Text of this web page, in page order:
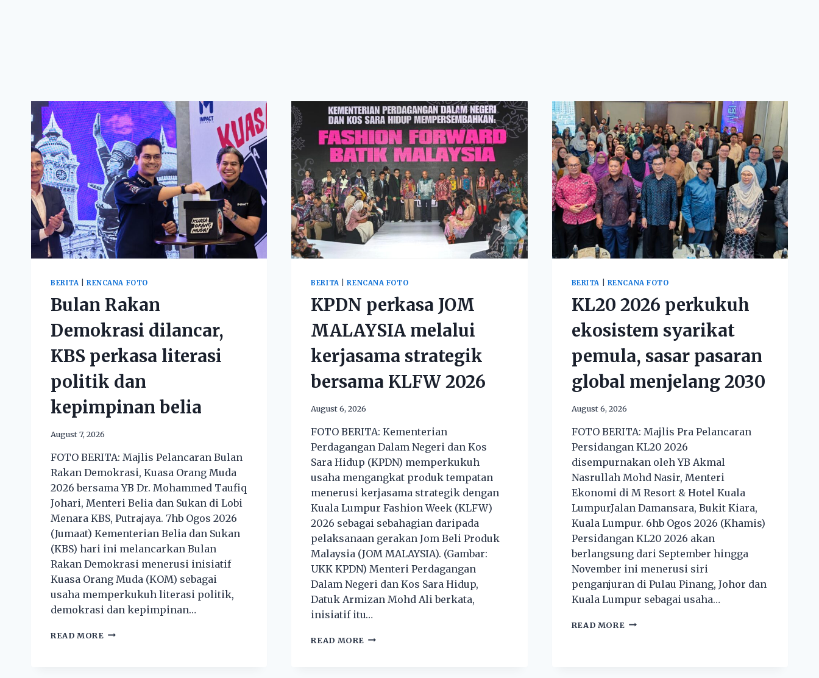
BERITA |RENCANA FOTO
Bulan Rakan
Demokrasi dilancar,
KBS perkasa literasi
politik dan
kepimpinan belia
August 7, 2026
FOTO BERITA: Majlis Pelancaran Bulan
Rakan Demokrasi, Kuasa Orang Muda
2026 bersama YB Dr. Mohammed Taufiq
Johari, Menteri Belia dan Sukan di Lobi
Menara KBS, Putrajaya. 7hb Ogos 2026
(Jumaat) Kementerian Belia dan Sukan
(KBS) hari ini melancarkan Bulan
Rakan Demokrasi menerusi inisiatif
Kuasa Orang Muda (KOM) sebagai
usaha memperkukuh literasi politik,
demokrasi dan kepimpinan…
READ MORE
BERITA |RENCANA FOTO
KPDN perkasa JOM
MALAYSIA melalui
kerjasama strategik
bersama KLFW 2026
August 6, 2026
FOTO BERITA: Kementerian
Perdagangan Dalam Negeri dan Kos
Sara Hidup (KPDN) memperkukuh
usaha mengangkat produk tempatan
menerusi kerjasama strategik dengan
Kuala Lumpur Fashion Week (KLFW)
2026 sebagai sebahagian daripada
pelaksanaan gerakan Jom Beli Produk
Malaysia (JOM MALAYSIA). (Gambar:
UKK KPDN) Menteri Perdagangan
Dalam Negeri dan Kos Sara Hidup,
Datuk Armizan Mohd Ali berkata,
inisiatif itu…
READ MORE
BERITA RENCANA FOTO
KL20 2026 perkukuh
ekosistem syarikat
pemula, sasar pasaran
global menjelang 2030
August 6, 2026
FOTO BERITA: Majlis Pra Pelancaran
Persidangan KL20 2026
disempurnakan oleh YB Akmal
Nasrullah Mohd Nasir, Menteri
Ekonomi di M Resort & Hotel Kuala
LumpurJalan Damansara, Bukit Kiara,
Kuala Lumpur. 6hb Ogos 2026 (Khamis)
Persidangan KL20 2026 akan
berlangsung dari September hingga
November ini menerusi siri
penganjuran di Pulau Pinang, Johor dan
Kuala Lumpur sebagai usaha…
READ MORE